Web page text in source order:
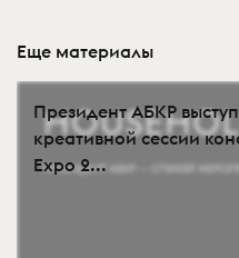
Еще материалы
Президент АБКР
креативной сессии
Expo 2...